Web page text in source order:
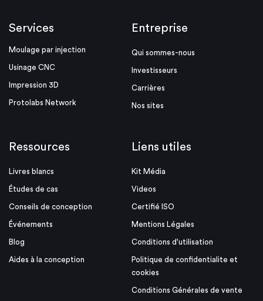
Services
Moulage par injection
Usinage CNC
Impression 3D
Protolabs Network
Entreprise
Qui sommes-nous
Investisseurs
Carrières
Nos sites
Ressources
Livres blancs
Études de cas
Conseils de conception
Événements
Blog
Aides à la conception
Liens utiles
Kit Média
Videos
Certifié ISO
Mentions Légales
Conditions d'utilisation
Politique de confidentialite et
cookies
Conditions Générales de vente